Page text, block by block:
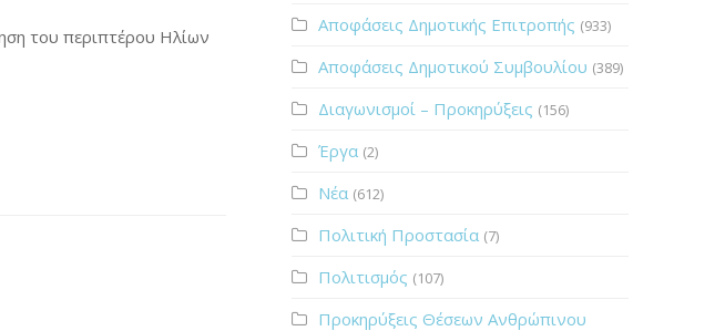
του περιπτέρου Ηλίων
Αποφάσεις Δημοτικής Επιτροπής (933)
Αποφάσεις Δημοτικού Συμβουλίου (389)
Διαγωνισμοί – Προκηρύξεις (156)
Έργα (2)
Νέα (612)
Πολιτική Προστασία (7)
Πολιτισμός (107)
Προκηρύξεις Θέσεων Ανθρώπινου